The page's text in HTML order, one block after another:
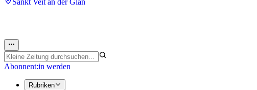
Sankt Veit an der Glan
Abonnent:in werden
Rubriken